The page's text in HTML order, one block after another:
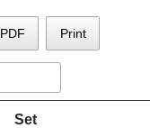
PDF Print
Set